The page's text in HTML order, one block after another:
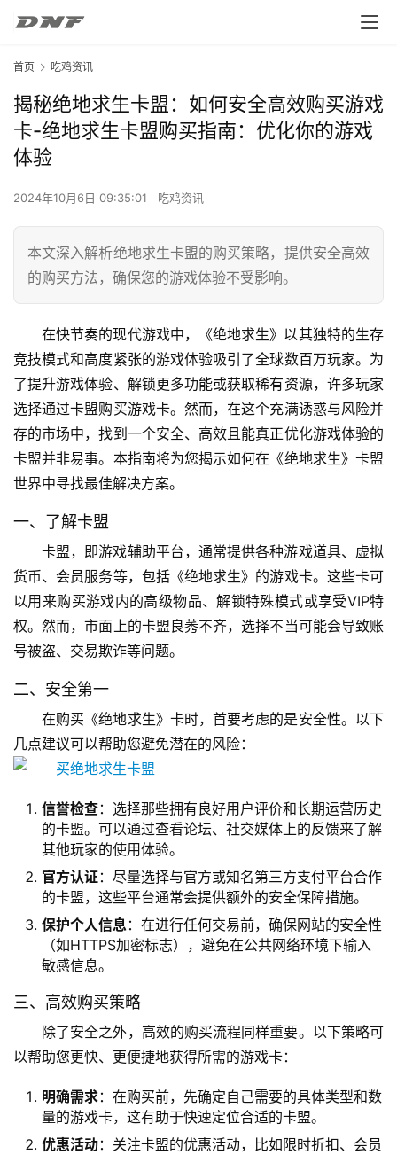
首页 吃鸡资讯
揭秘绝地求生卡盟：如何安全高效购买游戏
卡-绝地求生卡盟购买指南：优化你的游戏
体验
2024年10月6日 09:35:01 吃鸡资讯
本文深入解析绝地求生卡盟的购买策略，提供安全高效
的购买方法，确保您的游戏体验不受影响。
在快节奏的现代游戏中，《绝地求生》以其独特的生存
竞技模式和高度紧张的游戏体验吸引了全球数百万玩家。为
了提升游戏体验、解锁更多功能或获取稀有资源，许多玩家
选择通过卡盟购买游戏卡。然而，在这个充满诱惑与风险并
存的市场中，找到一个安全、高效且能真正优化游戏体验的
卡盟并非易事。本指南将为您揭示如何在《绝地求生》卡盟
世界中寻找最佳解决方案。
一、了解卡盟
卡盟，即游戏辅助平台，通常提供各种游戏道具、虚拟
货币、会员服务等，包括《绝地求生》的游戏卡。这些卡可
以用来购买游戏内的高级物品、解锁特殊模式或享受VIP特
权。然而，市面上的卡盟良莠不齐，选择不当可能会导致账
号被盗、交易欺诈等问题。
二、安全第一
在购买《绝地求生》卡时，首要考虑的是安全性。以下
几点建议可以帮助您避免潜在的风险：
信誉检查：选择那些拥有良好用户评价和长期运营历史
的卡盟。可以通过查看论坛、社交媒体上的反馈来了解
其他玩家的使用体验。
官方认证：尽量选择与官方或知名第三方支付平台合作
的卡盟，这些平台通常会提供额外的安全保障措施。
保护个人信息：在进行任何交易前，确保网站的安全性
（如HTTPS加密标志），避免在公共网络环境下输入
敏感信息。
三、高效购买策略
除了安全之外，高效的购买流程同样重要。以下策略可
以帮助您更快、更便捷地获得所需的游戏卡：
明确需求：在购买前，先确定自己需要的具体类型和数
量的游戏卡，这有助于快速定位合适的卡盟。
优惠活动：关注卡盟的优惠活动，比如限时折扣、会员